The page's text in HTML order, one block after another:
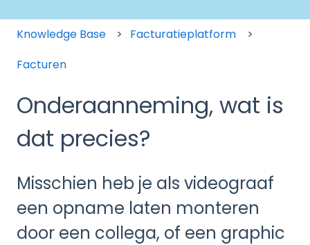
Knowledge Base
Facturatieplatform
Facturen
Onderaanneming, wat is
dat precies?
Misschien heb je als videograaf
een opname laten monteren
door een collega, of een graphic